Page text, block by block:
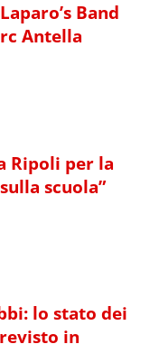
Band
Antella
Ripoli per la
scuola”
lo stato dei
in